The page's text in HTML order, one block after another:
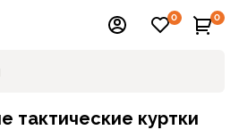
0 0
тактические куртки